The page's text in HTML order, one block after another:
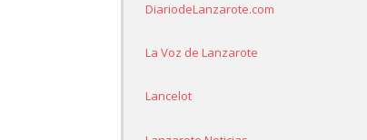
DiariodeLanzarote.com
La Voz de Lanzarote
Lancelot